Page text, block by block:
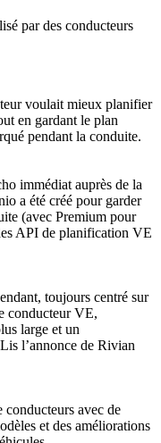
par des conducteurs
voulait mieux planifier
en gardant le plan
pendant la conduite.
immédiat auprès de la
a été créé pour garder
(avec Premium pour
API de planification VE
toujours centré sur
conducteur VE,
large et un
l’annonce de Rivian
avec de
et des améliorations